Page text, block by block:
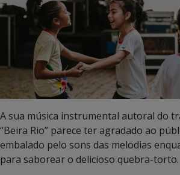
A sua música instrumental autoral do
“Beira Rio” parece ter agradado ao
embalado pelo sons das melodias
para saborear o delicioso quebra-torto.